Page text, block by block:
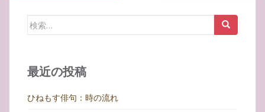
検
最近の投稿
ひねもす俳句：時の流れ